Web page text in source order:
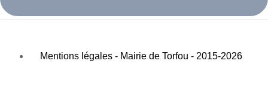
Mentions légales - Mairie de Torfou - 2015-2026